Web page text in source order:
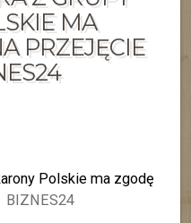
MA
PRZEJĘCIE
Polskie ma zgodę
BIZNES24